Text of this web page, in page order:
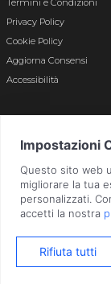
Termini e Condizioni
Privacy Policy
Cookie Policy
Aggiorna Consensi
Accessibilità
Bergamo n.